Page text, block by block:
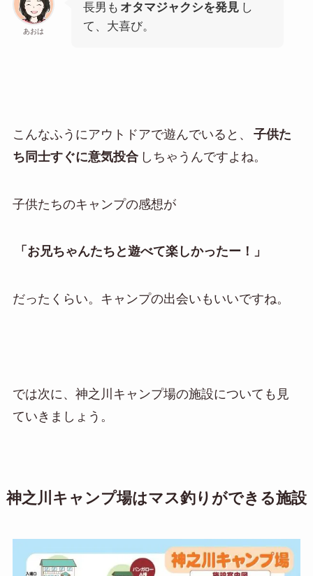
あおは
長男も オタマジャクシを発見 し
て、大喜び。
こんなふうにアウトドアで遊んでいると、
子供た
ち同士すぐに意気投合 しちゃうんですよね。
子供たちのキャンプの感想が
「お兄ちゃんたちと遊べて楽しかったー！」
だったくらい。キャンプの出会いもいいですね。
では次に、神之川キャンプ場の施設についても見
ていきましょう。
神之川キャンプ場はマス釣りができる施設